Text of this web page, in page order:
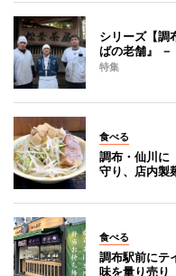
シリーズ【調
ばの老舗』
特集
食べる
調布・仙川に
守り、店内製
食べる
調布駅前にテ
味を量り売り